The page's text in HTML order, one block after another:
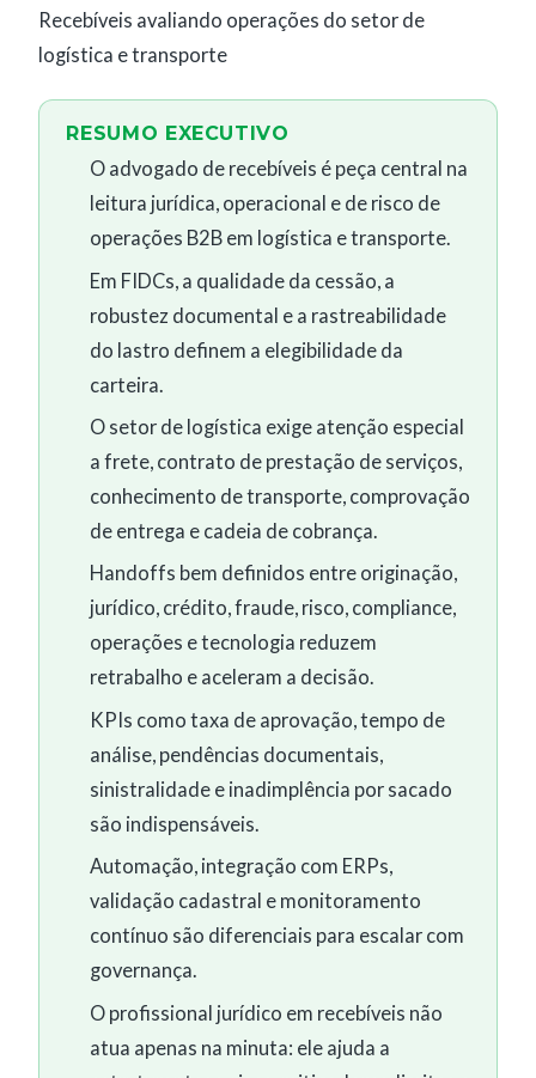
Recebíveis avaliando operações do setor de
logística e transporte
RESUMO EXECUTIVO
O advogado de recebíveis é peça central na
leitura jurídica, operacional e de risco de
operações B2B em logística e transporte.
Em FIDCs, a qualidade da cessão, a
robustez documental e a rastreabilidade
do lastro definem a elegibilidade da
carteira.
O setor de logística exige atenção especial
a frete, contrato de prestação de serviços,
conhecimento de transporte, comprovação
de entrega e cadeia de cobrança.
Handoffs bem definidos entre originação,
jurídico, crédito, fraude, risco, compliance,
operações e tecnologia reduzem
retrabalho e aceleram a decisão.
KPIs como taxa de aprovação, tempo de
análise, pendências documentais,
sinistralidade e inadimplência por sacado
são indispensáveis.
Automação, integração com ERPs,
validação cadastral e monitoramento
contínuo são diferenciais para escalar com
governança.
O profissional jurídico em recebíveis não
atua apenas na minuta: ele ajuda a